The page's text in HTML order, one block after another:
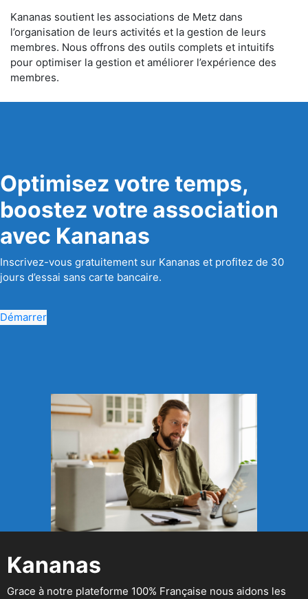
Kananas soutient les associations de Metz dans
l’organisation de leurs activités et la gestion de leurs
membres. Nous offrons des outils complets et intuitifs
pour optimiser la gestion et améliorer l’expérience des
membres.
Optimisez votre temps,
boostez votre association
avec Kananas
Inscrivez-vous gratuitement sur Kananas et profitez de 30
jours d’essai sans carte bancaire.
Démarrer
Kananas
Grace à notre plateforme 100% Française nous aidons les